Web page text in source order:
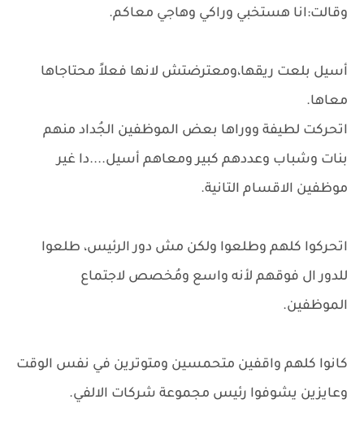
وقالت:انا هستخبي وراكي وهاجي معاكم.
أسيل بلعت ريقها،ومعترضتش لانها فعلاً محتاجاها
معاها.
اتحركت لطيفة ووراها بعض الموظفين الجُداد منهم
بنات وشباب وعددهم كبير ومعاهم أسيل....دا غير
موظفين الاقسام التانية.
اتحركوا كلهم وطلعوا ولكن مش دور الرئيس، طلعوا
للدور ال فوقهم لأنه واسع ومُخصص لاجتماع
الموظفين.
كانوا كلهم واقفين متحمسين ومتوترين في نفس الوقت
وعايزين يشوفوا رئيس مجموعة شركات الالفي.